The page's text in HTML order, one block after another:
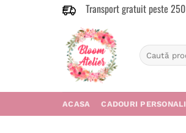
Transport gratuit peste
Caută
după:
ACASA CADOURI